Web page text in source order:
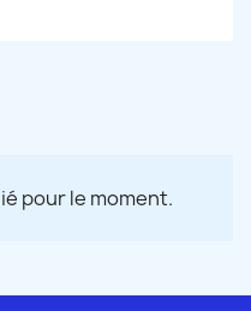
pour le moment.